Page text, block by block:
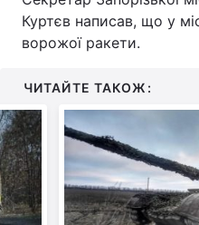
Куртєв написав, що у
ворожої ракети.
ЧИТАЙТЕ ТАКОЖ: